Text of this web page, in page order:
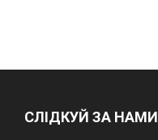
СЛІДКУЙ ЗА НАМИ